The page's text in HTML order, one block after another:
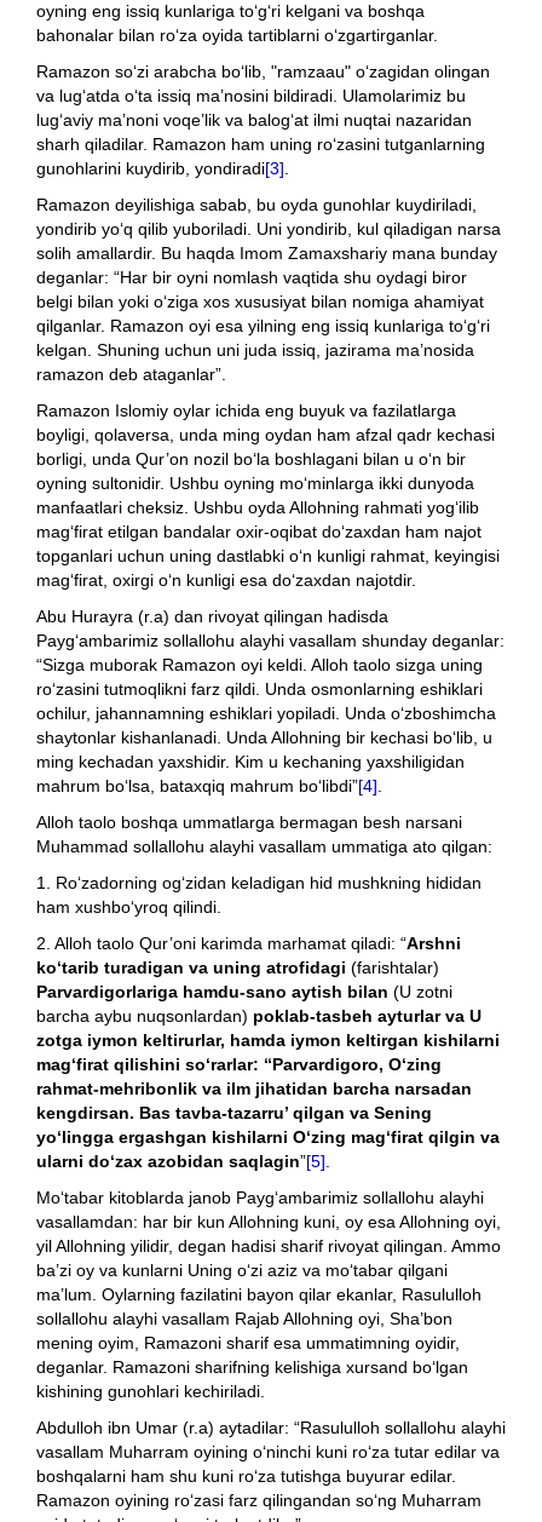
oyning eng issiq kunlariga to‘g‘ri kelgani va boshqa
bahonalar bilan ro‘za oyida tartiblarni o‘zgartirganlar.
Ramazon so‘zi arabcha bo‘lib, "ramzaau" o‘zagidan olingan
va lug‘atda o‘ta issiq ma’nosini bildiradi. Ulamolarimiz bu
lug‘aviy ma’noni voqe’lik va balog‘at ilmi nuqtai nazaridan
sharh qiladilar. Ramazon ham uning ro‘zasini tutganlarning
gunohlarini kuydirib, yondiradi[3]
Ramazon deyilishiga sabab, bu oyda gunohlar kuydiriladi,
yondirib yo‘q qilib yuboriladi. Uni yondirib, kul qiladigan narsa
solih amallardir. Bu haqda Imom Zamaxshariy mana bunday
deganlar: “Har bir oyni nomlash vaqtida shu oydagi biror
belgi bilan yoki o‘ziga xos xususiyat bilan nomiga ahamiyat
qilganlar. Ramazon oyi esa yilning eng issiq kunlariga to‘g‘ri
kelgan. Shuning uchun uni juda issiq, jazirama ma’nosida
ramazon deb ataganlar”.
Ramazon Islomiy oylar ichida eng buyuk va fazilatlarga
boyligi, qolaversa, unda ming oydan ham afzal qadr kechasi
borligi, unda Qur’on nozil bo‘la boshlagani bilan u o‘n bir
oyning sultonidir. Ushbu oyning mo‘minlarga ikki dunyoda
manfaatlari cheksiz. Ushbu oyda Allohning rahmati yog‘ilib
mag‘firat etilgan bandalar oxir-oqibat do‘zaxdan ham najot
topganlari uchun uning dastlabki o‘n kunligi rahmat, keyingisi
mag‘firat, oxirgi o‘n kunligi esa do‘zaxdan najotdir.
Abu Hurayra (r.a) dan rivoyat qilingan hadisda
Payg‘ambarimiz sollallohu alayhi vasallam shunday deganlar:
“Sizga muborak Ramazon oyi keldi. Alloh taolo sizga uning
ro‘zasini tutmoqlikni farz qildi. Unda osmonlarning eshiklari
ochilur, jahannamning eshiklari yopiladi. Unda o‘zboshimcha
shaytonlar kishanlanadi. Unda Allohning bir kechasi bo‘lib, u
ming kechadan yaxshidir. Kim u kechaning yaxshiligidan
mahrum bo‘lsa, bataxqiq mahrum bo‘libdi”[4]
Alloh taolo boshqa ummatlarga bermagan besh narsani
Muhammad sollallohu alayhi vasallam ummatiga ato qilgan:
1. Ro‘zadorning og‘zidan keladigan hid mushkning hididan
ham xushbo‘yroq qilindi.
2. Alloh taolo Qur’oni karimda marhamat qiladi: “Arshni
ko‘tarib turadigan va uning atrofidagi (farishtalar)
Parvardigorlariga hamdu-sano aytish bilan (U zotni
barcha aybu nuqsonlardan) poklab-tasbeh ayturlar va U
zotga iymon keltirurlar, hamda iymon keltirgan kishilarni
mag‘firat qilishini so‘rarlar: “Parvardigoro, O‘zing
rahmat-mehribonlik va ilm jihatidan barcha narsadan
kengdirsan. Bas tavba-tazarru’ qilgan va Sening
yo‘lingga ergashgan kishilarni O‘zing mag‘firat qilgin va
ularni do‘zax azobidan saqlagin”[5]
Mo‘tabar kitoblarda janob Payg‘ambarimiz sollallohu alayhi
vasallamdan: har bir kun Allohning kuni, oy esa Allohning oyi,
yil Allohning yilidir, degan hadisi sharif rivoyat qilingan. Ammo
ba’zi oy va kunlarni Uning o‘zi aziz va mo‘tabar qilgani
ma’lum. Oylarning fazilatini bayon qilar ekanlar, Rasululloh
sollallohu alayhi vasallam Rajab Allohning oyi, Sha’bon
mening oyim, Ramazoni sharif esa ummatimning oyidir,
deganlar. Ramazoni sharifning kelishiga xursand bo‘lgan
kishining gunohlari kechiriladi.
Abdulloh ibn Umar (r.a) aytadilar: “Rasululloh sollallohu alayhi
vasallam Muharram oyining o‘ninchi kuni ro‘za tutar edilar va
boshqalarni ham shu kuni ro‘za tutishga buyurar edilar.
Ramazon oyining ro‘zasi farz qilingandan so‘ng Muharram